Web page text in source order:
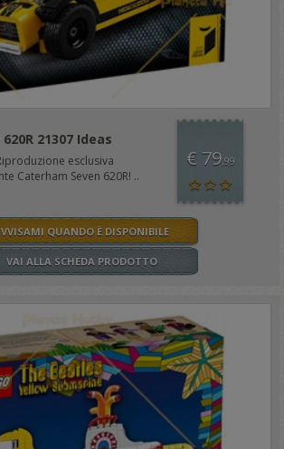
21307 Ideas
esclusiva
Caterham Seven 620R! ..
€ 79,99
QUANDO È DISPONIBILE
VAI ALLA SCHEDA PRODOTTO